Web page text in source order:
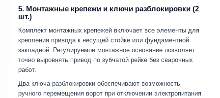
5. Монтажные крепежи и ключи разблокировки (2
шт.)
Комплект монтажных крепежей включает все элементы для
крепления привода к несущей стойке или фундаментной
закладной. Регулируемое монтажное основание позволяет
точно выровнять привод по зубчатой рейке без сварочных
работ.
Два ключа разблокировки обеспечивают возможность
ручного перемещения ворот при отключении электропитания